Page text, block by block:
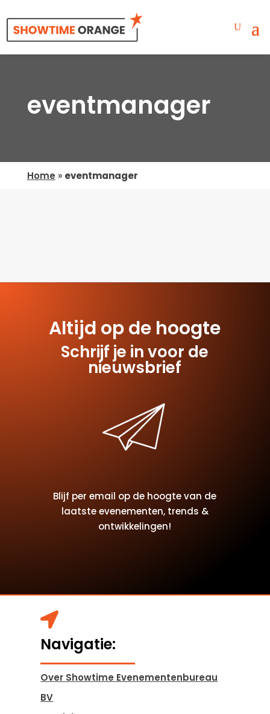
eventmanager
Home » eventmanager
Altijd op de hoogte
Schrijf je in voor de
nieuwsbrief
Blijf per email op de hoogte van de
laatste evenementen, trends &
ontwikkelingen!

Navigatie:
Over Showtime Evenementenbureau
BV